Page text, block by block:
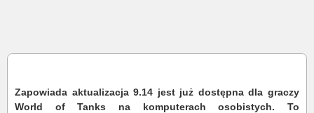
Zapowiada aktualizacja 9.14 jest już dostępna dla graczy
World of Tanks na komputerach osobistych. To